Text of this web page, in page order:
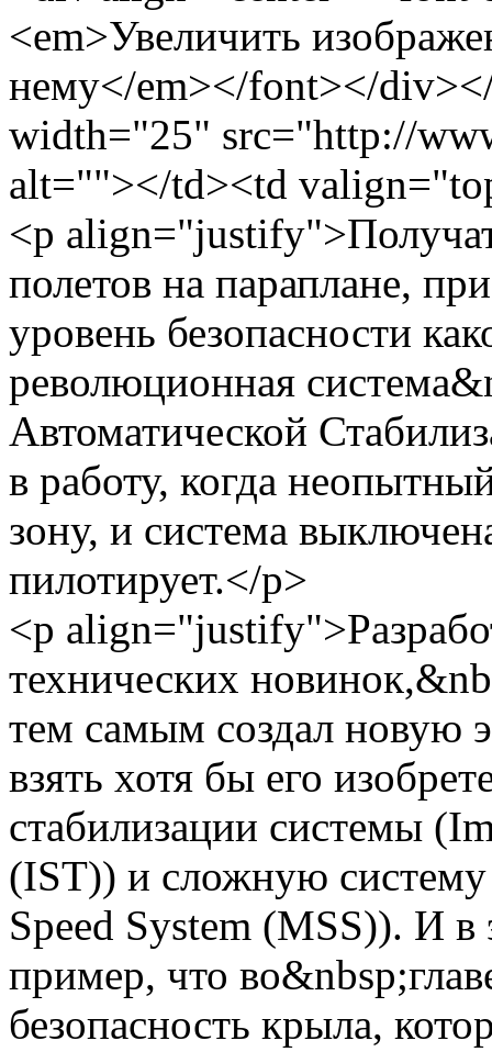
<em>Увеличить
нему</em></font></
width="25" src="http://
alt=""></td><td
<p
полетов на параплане,
уровень безопасности
революционная
Автоматической
в работу, когда
зону, и система
пилотирует.</p>
<p
технических
тем самым создал новую
взять хотя бы его
стабилизации системы
(IST)) и сложную
Speed System (MSS)). И в
пример, что
безопасность крыла,